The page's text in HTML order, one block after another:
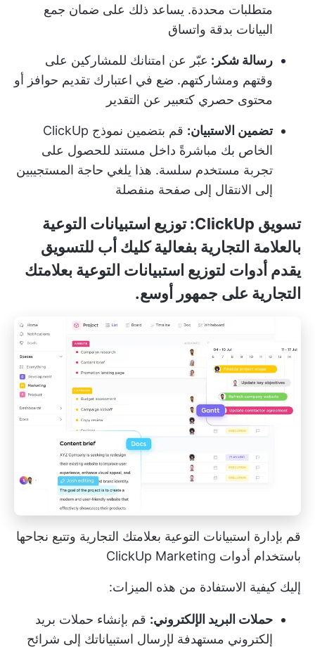
متطلبات محددة. يساعد ذلك على ضمان جمع
البيانات بدقة واتساق
رسالة شكر: عبّر عن امتنانك للمشاركين على
وقتهم ومشاركتهم. ضع في اعتبارك تقديم حوافز أو
محتوى حصري كتعبير عن التقدير
تضمين الاستبيان:
قم بتضمين نموذج ClickUp
الخاص بك مباشرةً داخل مستند للحصول على
تجربة مستخدم سلسة. هذا يلغي حاجة المستجيبين
إلى الانتقال إلى صفحة منفصلة
تسويق ClickUp: توزيع استبيانات التوعية
بالعلامة التجارية بفعاليةكليك أب للتسويق
يقدم أدوات لتوزيع استبيانات التوعية بعلامتك
التجارية على جمهور أوسع.
قم بإدارة استبيانات التوعية بعلامتك التجارية وتتبع نجاحها
باستخدام أدوات ClickUp Marketing
إليك كيفية الاستفادة من هذه الميزات:
حملات البريد الإلكتروني: قم بإنشاء حملات بريد
إلكتروني مستهدفة لإرسال استبياناتك إلى شرائح